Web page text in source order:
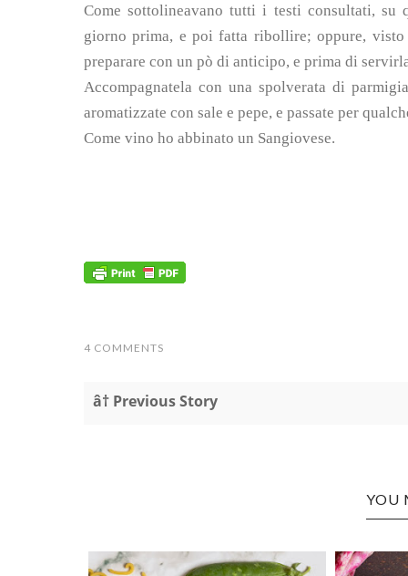
Come sottolineavano tutti i testi consultati, su
giorno prima, e poi fatta ribollire; oppure,
preparare con un pò di anticipo, e prima di
Accompagnatela con una spolverata di
aromatizzate con sale e pepe, e passate per
Come vino ho abbinato un Sangiovese.
4 COMMENTS
â† Previous Story
YOU